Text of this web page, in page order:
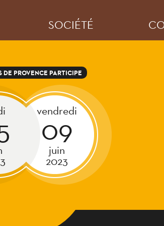
DE PROVENCE PARTICIPE
vendredi
09
juin
2023
LE SORGHO
SOCIÉTÉ